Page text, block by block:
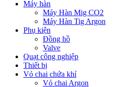
Máy hàn
Máy Hàn Mig CO2
Máy Hàn Tig Argon
Phụ kiện
Đồng hồ
Valve
Quạt công nghiệp
Thiết bị
Vỏ chai chứa khí
Vỏ chai Argon